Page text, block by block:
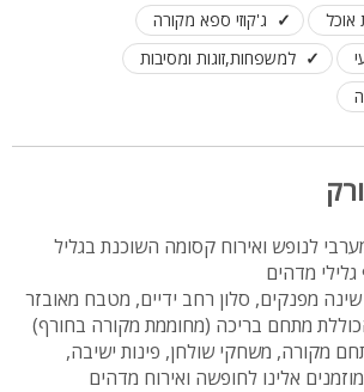
אוכל
ג'קוזי ספא מקורה
למשפחות,זוגות ומסיבות
לנופש ואירוח קסומה השוכנת בגליל
מדהים
כ 4 חדרי שינה מפנקים, סלון רחב ידיים, מטבח מאובזר
מתחם בריכה (מחוממת מקורה בחורף)
מקורה, משחקי שולחן, פינות ישיבה,
אלינו לחופשה ואירוח מדהים